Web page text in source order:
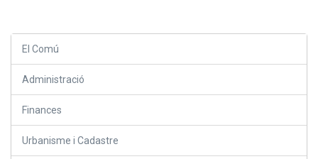
El Comú
Administració
Finances
Urbanisme i Cadastre